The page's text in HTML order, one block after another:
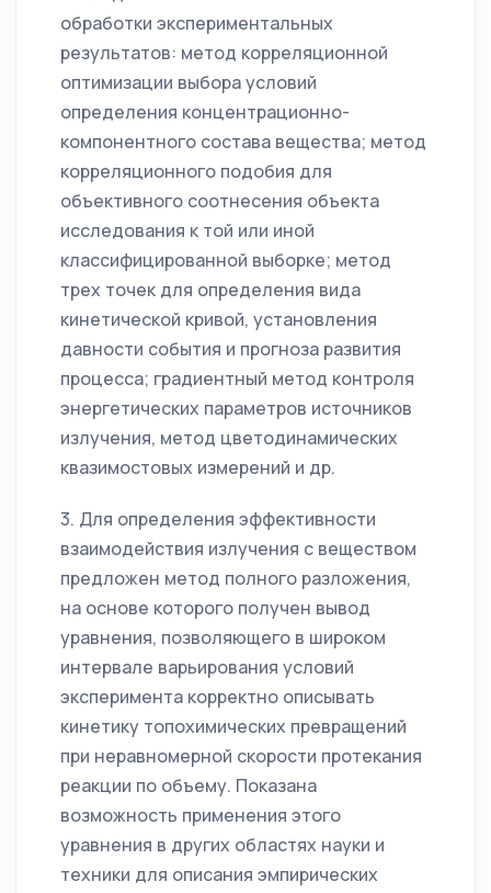
обработки экспериментальных
результатов: метод корреляционной
оптимизации выбора условий
определения концентрационно-
компонентного состава вещества; метод
корреляционного подобия для
объективного соотнесения объекта
исследования к той или иной
классифицированной выборке; метод
трех точек для определения вида
кинетической кривой, установления
давности события и прогноза развития
процесса; градиентный метод контроля
энергетических параметров источников
излучения, метод цветодинамических
квазимостовых измерений и др.
3. Для определения эффективности
взаимодействия излучения с веществом
предложен метод полного разложения,
на основе которого получен вывод
уравнения, позволяющего в широком
интервале варьирования условий
эксперимента корректно описывать
кинетику топохимических превращений
при неравномерной скорости протекания
реакции по объему. Показана
возможность применения этого
уравнения в других областях науки и
техники для описания эмпирических